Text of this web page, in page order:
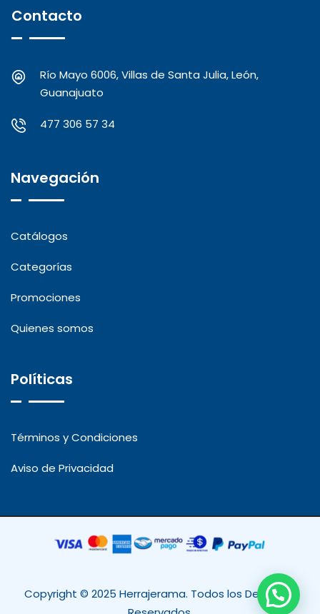
Contacto
Río Mayo 6006, Villas de Santa Julia, León,
Guanajuato
477 306 57 34
Navegación
Catálogos
Categorías
Promociones
Quienes somos
Políticas
Términos y Condiciones
Aviso de Privacidad
Copyright © 2025 Herrajerama. Todos los Derechos